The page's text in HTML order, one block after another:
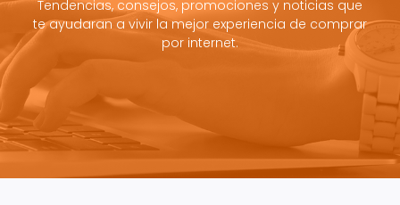
Tendencias, consejos, promociones y noticias que
te ayudaran a vivir la mejor experiencia de comprar
por internet.